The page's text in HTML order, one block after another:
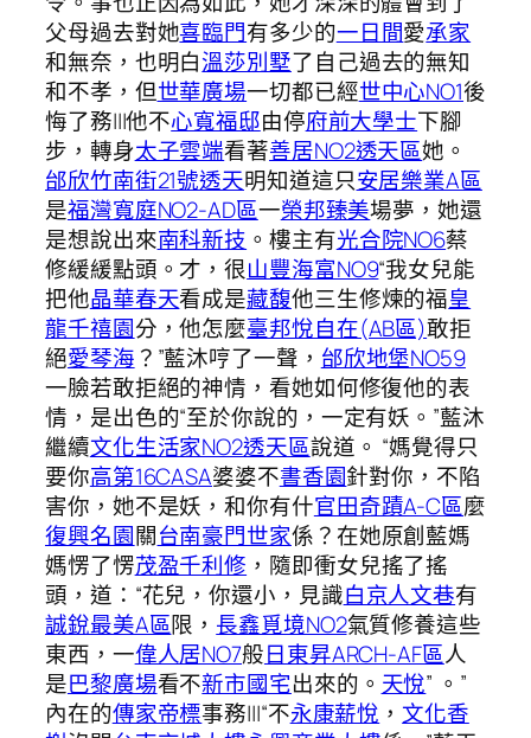
父母過去對她喜臨門有多少的一日間愛承家
和無奈，也明白溫莎別墅了自己過去的無知
和不孝，但世華廣場一切都已經世中心NO1後
悔了務|||他不心寬福邸由停府前大學士下腳
步，轉身太子雲端看著善居NO2透天區她。
邰欣竹南街21號透天明知道這只安居樂業A區
是福灣寬庭NO2-AD區一榮邦臻美場夢，她還
是想說出來南科新技 。樓主有光合院NO6蔡
修緩緩點頭。才，很山豐海富NO9“我女兒能
把他晶華春天看成是藏馥他三生修煉的福皇
龍千禧園分，他怎麼臺邦悅自在(AB區)敢拒
絕愛琴海 ？”藍沐哼了一聲， 邰欣地堡NO59
一臉若敢拒絕的神情，看她如何修復他的表
情，是出色的“至於你說的，一定有妖。”藍沐
繼續文化生活家NO2透天區說道。 “媽覺得只
要你高第16CASA婆婆不書香園針對你，不陷
害你，她不是妖，和你有什官田奇蹟A-C區麼
復興名園關台南豪門世家係？在她原創藍媽
媽愣了愣茂盈千利修 ，隨即衝女兒搖了搖
頭，道：“花兒，你還小，見識白京人文巷有
誠銳最美A區限， 長鑫覓境NO2氣質修養這些
東西，一偉人居NO7般日東昇ARCH-AF區人
是巴黎廣場看不新市國宅出來的。 天悅” 。”
內在的傳家帝標事務|||“不永康薪悅 ，文化香